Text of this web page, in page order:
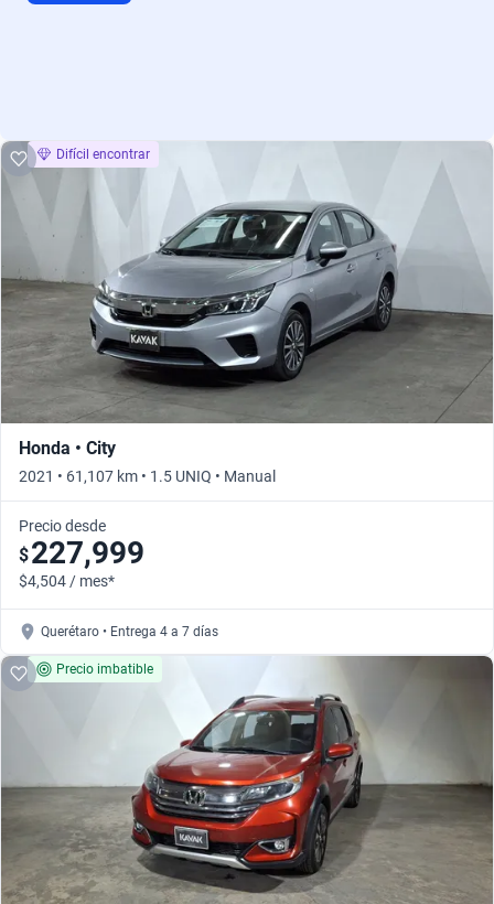
Difícil encontrar
Honda • City
2021 • 61,107 km • 1.5 UNIQ • Manual
Precio desde
$227,999
$4,504 / mes*
Querétaro • Entrega 4 a 7 días
Precio imbatible